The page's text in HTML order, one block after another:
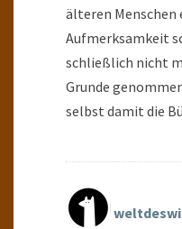
älteren Menschen
Aufmerksamkeit
schließlich nicht
Grunde
selbst damit die